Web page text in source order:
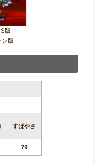
版
ン版
すばやさ
79